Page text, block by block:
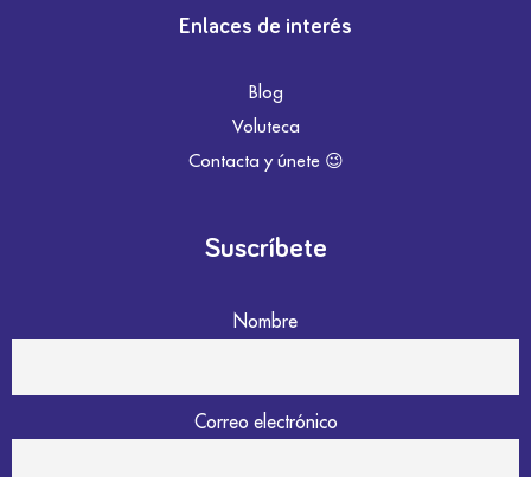
Enlaces de interés
Blog
Voluteca
Contacta y únete 😉
Suscríbete
Nombre
Correo electrónico